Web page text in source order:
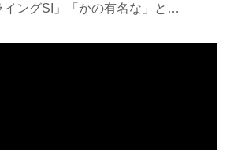
イングSI」「かの有名な」と…